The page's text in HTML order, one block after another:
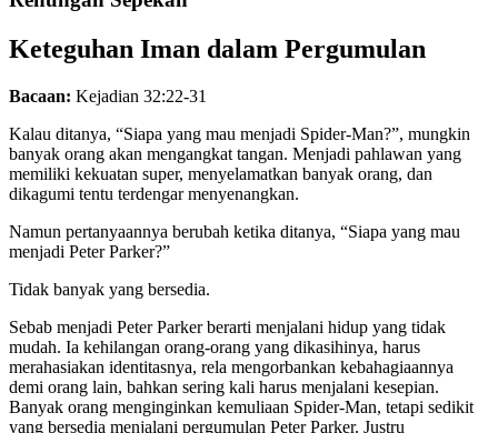
Keteguhan Iman dalam Pergumulan
Bacaan: Kejadian 32:22-31
Kalau ditanya, “Siapa yang mau menjadi Spider-Man?”, mungkin
banyak orang akan mengangkat tangan. Menjadi pahlawan yang
memiliki kekuatan super, menyelamatkan banyak orang, dan
dikagumi tentu terdengar menyenangkan.
Namun pertanyaannya berubah ketika ditanya, “Siapa yang mau
menjadi Peter Parker?”
Tidak banyak yang bersedia.
Sebab menjadi Peter Parker berarti menjalani hidup yang tidak
mudah. Ia kehilangan orang-orang yang dikasihinya, harus
merahasiakan identitasnya, rela mengorbankan kebahagiaannya
demi orang lain, bahkan sering kali harus menjalani kesepian.
Banyak orang menginginkan kemuliaan Spider-Man, tetapi sedikit
yang bersedia menjalani pergumulan Peter Parker. Justru